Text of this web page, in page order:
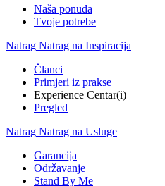
Naša ponuda
Tvoje potrebe
Natrag Natrag na Inspiracija
Članci
Primjeri iz prakse
Experience Centar(i)
Pregled
Natrag Natrag na Usluge
Garancija
Održavanje
Stand By Me